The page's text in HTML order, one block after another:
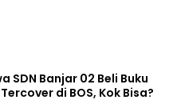
SDN Banjar 02 Beli Buku
di BOS, Kok Bisa?